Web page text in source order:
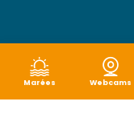
Marées Webcams